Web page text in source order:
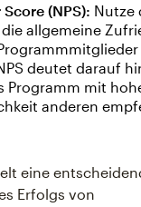
(NPS): Nutze
allgemeine
deutet darauf
Programm mit
anderen
eine
Erfolgs von